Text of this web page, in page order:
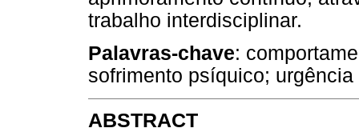
trabalho interdisciplinar.
Palavras-chave:
sofrimento psíquico;
ABSTRACT